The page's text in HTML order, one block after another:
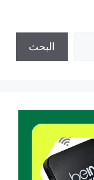
البحث